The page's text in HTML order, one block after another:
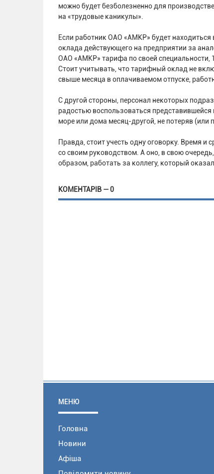
можно будет безболезненно для
на «трудовые каникулы».
Если работник ОАО «АМКР» будет находиться
оклада действующего на предприятии за
ОАО «АМКР» тарифа по своей специальности,
Стоит учитывать, что тарифный оклад не
свыше месяца в оплачиваемом отпуске,
С другой стороны, персонал некоторых
радостью воспользоваться
море или дома месяц-другой, не потеряв (или
Правда, стоит учесть одну оговорку. Время и
со своим руководством. А оно, в свою
образом, работать за коллегу, который
КОМЕНТАРІВ — 0
МЕНЮ
Головна
Новини
Афіша